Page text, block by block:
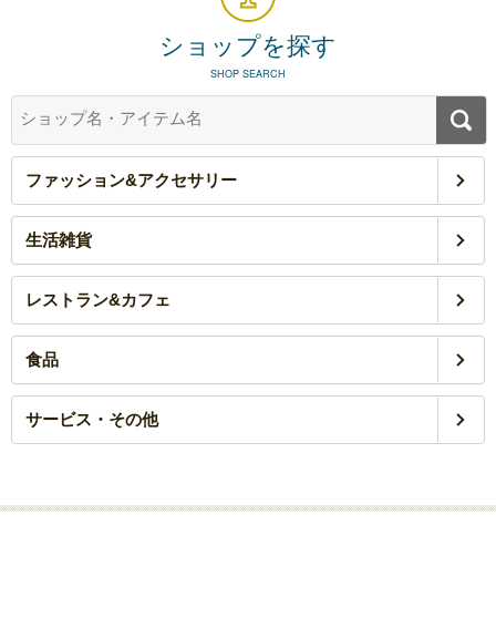
ショップを探す
SHOP SEARCH
ファッション&アクセサリー
生活雑貨
レストラン&カフェ
食品
サービス・その他